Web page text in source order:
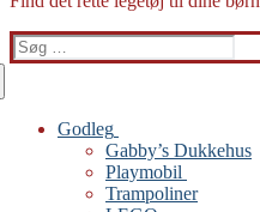
Søg
efter:
Godleg
Gabby’s Dukkehus
Playmobil
Trampoliner